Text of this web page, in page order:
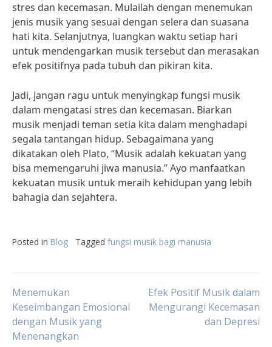
stres dan kecemasan. Mulailah dengan menemukan
jenis musik yang sesuai dengan selera dan suasana
hati kita. Selanjutnya, luangkan waktu setiap hari
untuk mendengarkan musik tersebut dan merasakan
efek positifnya pada tubuh dan pikiran kita.
Jadi, jangan ragu untuk menyingkap fungsi musik
dalam mengatasi stres dan kecemasan. Biarkan
musik menjadi teman setia kita dalam menghadapi
segala tantangan hidup. Sebagaimana yang
dikatakan oleh Plato, “Musik adalah kekuatan yang
bisa memengaruhi jiwa manusia.” Ayo manfaatkan
kekuatan musik untuk meraih kehidupan yang lebih
bahagia dan sejahtera.
Posted in Blog Tagged fungsi musik bagi manusia
Post
navigation
Menemukan
Keseimbangan Emosional
dengan Musik yang
Menenangkan
Efek Positif Musik dalam
Mengurangi Kecemasan
dan Depresi